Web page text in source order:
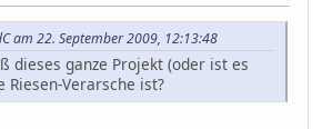
am 22. September 2009, 12:13:48
dieses ganze Projekt (oder ist es
Riesen-Verarsche ist?